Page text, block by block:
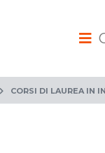
CORSI DI LAUREA IN